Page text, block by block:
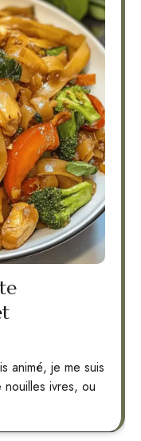
ivres, ou